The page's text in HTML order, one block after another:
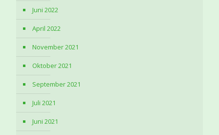
Juni 2022
April 2022
November 2021
Oktober 2021
September 2021
Juli 2021
Juni 2021